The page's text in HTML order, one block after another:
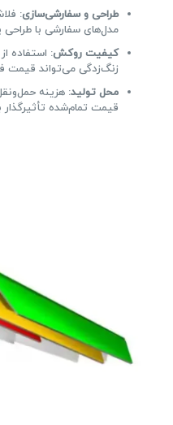
طراحی و سفارشی‌سازی:
مدل‌های سفارشی با
کیفیت روکش: استفاده
زنگ‌زدگی می‌تواند قیمت
محل تولید: هزینه
قیمت تمام‌شده تأثیرگذار